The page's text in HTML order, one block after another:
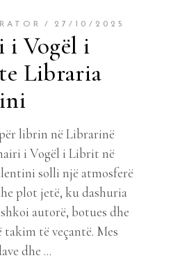
27/10/2025
i Vogël i
Libraria
librin në Librarinë
i Vogël i Librit në
solli një atmosferë
plot jetë, ku dashuria
autorë, botues dhe
takim të veçantë. Mes
dhe